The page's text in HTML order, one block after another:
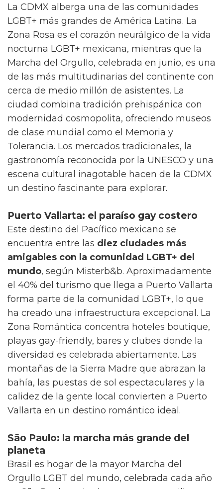
La CDMX alberga una de las comunidades
LGBT+ más grandes de América Latina. La
Zona Rosa es el corazón neurálgico de la vida
nocturna LGBT+ mexicana, mientras que la
Marcha del Orgullo, celebrada en junio, es una
de las más multitudinarias del continente con
cerca de medio millón de asistentes. La
ciudad combina tradición prehispánica con
modernidad cosmopolita, ofreciendo museos
de clase mundial como el Memoria y
Tolerancia. Los mercados tradicionales, la
gastronomía reconocida por la UNESCO y una
escena cultural inagotable hacen de la CDMX
un destino fascinante para explorar.
Puerto Vallarta: el paraíso gay costero
Este destino del Pacífico mexicano se
encuentra entre las diez ciudades más
amigables con la comunidad LGBT+ del
mundo, según Misterb&b. Aproximadamente
el 40% del turismo que llega a Puerto Vallarta
forma parte de la comunidad LGBT+, lo que
ha creado una infraestructura excepcional. La
Zona Romántica concentra hoteles boutique,
playas gay-friendly, bares y clubes donde la
diversidad es celebrada abiertamente. Las
montañas de la Sierra Madre que abrazan la
bahía, las puestas de sol espectaculares y la
calidez de la gente local convierten a Puerto
Vallarta en un destino romántico ideal.
São Paulo: la marcha más grande del
planeta
Brasil es hogar de la mayor Marcha del
Orgullo LGBT del mundo, celebrada cada año